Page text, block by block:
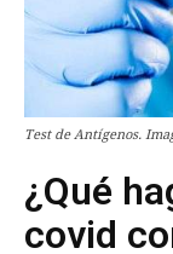
Test de Antígenos.
¿Qué
covid